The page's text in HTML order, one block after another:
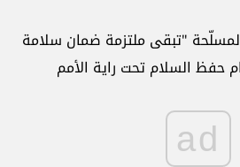
"تبقى ملتزمة ضمان سلامة
حفظ السلام تحت راية الأمم
ad